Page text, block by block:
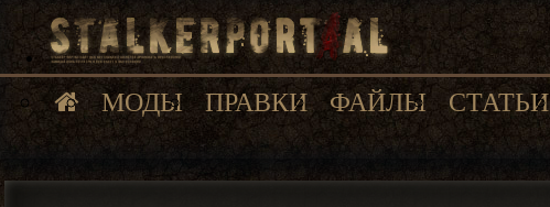
МОДЫ ПРАВКИ ФАЙЛЫ СТАТЬИ